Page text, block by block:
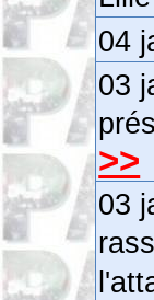
04
03
>>
03